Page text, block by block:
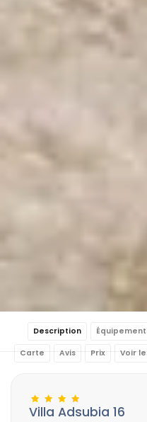
Description
Carte Avis Prix Voir
Villa Adsubia 16